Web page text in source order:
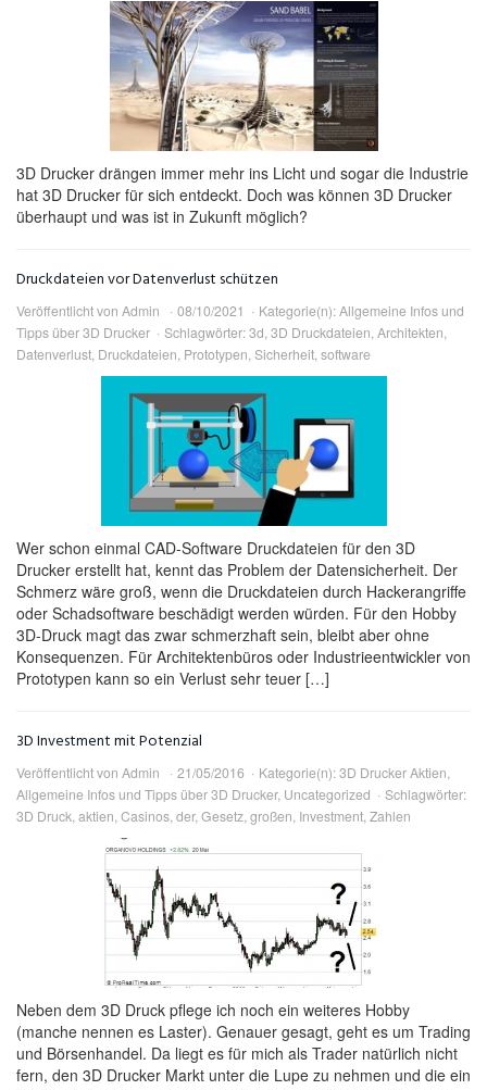
3D Drucker drängen immer mehr ins Licht und sogar die Industrie
hat 3D Drucker für sich entdeckt. Doch was können 3D Drucker
überhaupt und was ist in Zukunft möglich?
Druckdateien vor Datenverlust schützen
Veröffentlicht von Admin 08/10/2021 Kategorie(n):Allgemeine Infos und
Tipps über 3D Drucker
Schlagwörter:3d, 3D Druckdateien, Architekten,
Datenverlust, Druckdateien, Prototypen, Sicherheit, software
Wer schon einmal CAD-Software Druckdateien für den 3D
Drucker erstellt hat, kennt das Problem der Datensicherheit. Der
Schmerz wäre groß, wenn die Druckdateien durch Hackerangriffe
oder Schadsoftware beschädigt werden würden. Für den Hobby
3D-Druck magt das zwar schmerzhaft sein, bleibt aber ohne
Konsequenzen. Für Architektenbüros oder Industrieentwickler von
Prototypen kann so ein Verlust sehr teuer […]
3D Investment mit Potenzial
Veröffentlicht von Admin 21/05/2016 Kategorie(n):3D Drucker Aktien,
Allgemeine Infos und Tipps über 3D Drucker, Uncategorized
Schlagwörter:
3D Druck, aktien, Casinos, der, Gesetz, großen, Investment, Zahlen
Neben dem 3D Druck pflege ich noch ein weiteres Hobby
(manche nennen es Laster). Genauer gesagt, geht es um Trading
und Börsenhandel. Da liegt es für mich als Trader natürlich nicht
fern, den 3D Drucker Markt unter die Lupe zu nehmen und die ein